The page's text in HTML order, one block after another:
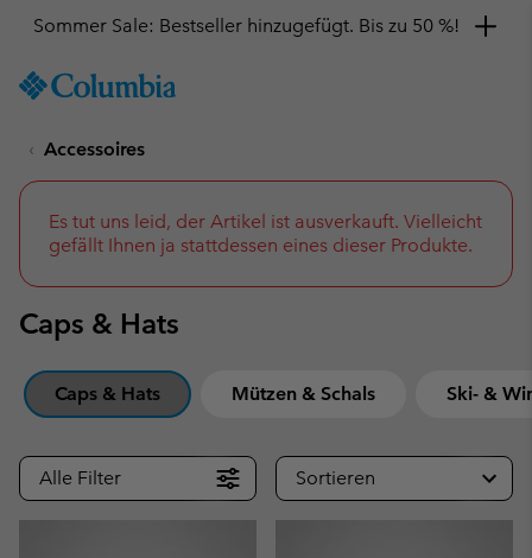
TO
SKIP
NAV
SKIP
TO
SEARCH
Hol dir einen 10 %-Gutschein
Accessoires
Es tut uns leid, der Artikel ist ausverkauft. Vielleicht
gefällt Ihnen ja stattdessen eines dieser Produkte.
Caps & Hats
Caps & Hats Mützen & Schals Ski- &
Alle Filter Sortieren